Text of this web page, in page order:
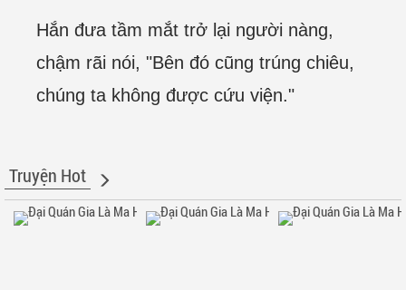
Hắn đưa tầm mắt trở lại người nàng,
chậm rãi nói, "Bên đó cũng trúng chiêu,
chúng ta không được cứu viện."
Truyện Hot